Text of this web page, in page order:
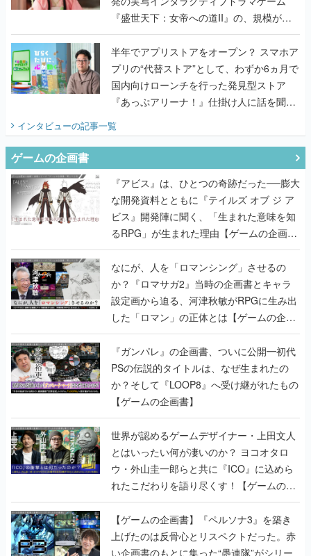
『盛世天下：女帝への道II』の、規模が違
うこだわりをプロデューサーに聞いた
半年でアプリストアをオープン？ スマホア
プリの“代替ストア”として、わずか6ヵ月で
国内向けローンチを行った発見型ストア
『あっぷアリーナ！』仕掛け人に話を聞い
てみた
インタビューの記事一覧
ゲームの企画書
『アビス』は、ひとつの奇跡だった──膨大
な開発資料とともに『テイルズ オブ ジ ア
ビス』開発陣に聞く、「生まれた意味を知
るRPG」が生まれた理由【ゲームの企画
書】
なにが、人を「ロマンシング」させるの
か？『ロマサガ2』当時の企画書とキャラ
設定画から迫る、河津秋敏がRPGに生み出
した「ロマン」の正体とは【ゲームの企画
書】
『ガンパレ』の企画書、ついに公開━初代
PSの伝説的タイトルは、なぜ生まれたの
か？そして『LOOP8』へ受け継がれたもの
【ゲームの企画書】
世界が認めるゲームデザイナー・上田文人
とはいったい何が凄いのか？ ヨコオタロ
ウ・外山圭一郎らと共に『ICO』に込めら
れたこだわりを語り尽くす！【ゲームの企
画書】
【ゲームの企画書】『ペルソナ3』を築き
上げたのは反骨心とリスペクトだった。赤
い企画書のもとに集った“愚連隊”がシリー